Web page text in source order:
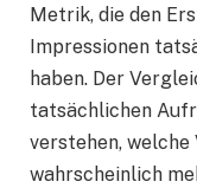
Metrik, die den
Impressionen
haben. Der
tatsächlichen
verstehen, welche
wahrscheinlich